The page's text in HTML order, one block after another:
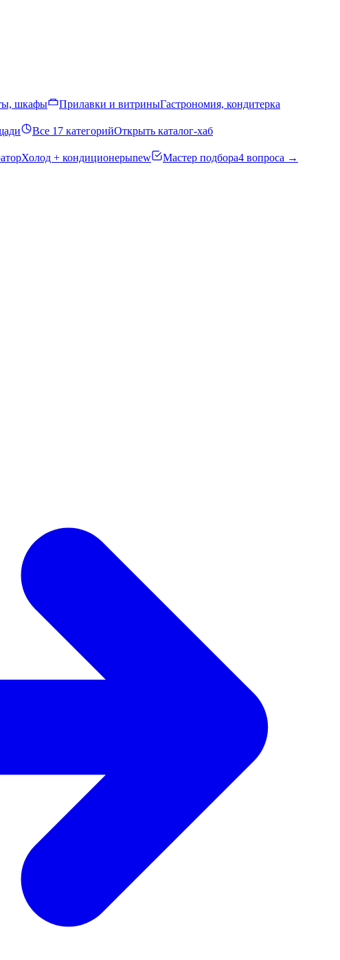
шкафы Прилавки и витриныГастрономия, кондитерка
Все 17 категорийОткрыть каталог-хаб
Холод + кондиционерыnew Мастер подбора4 вопроса →